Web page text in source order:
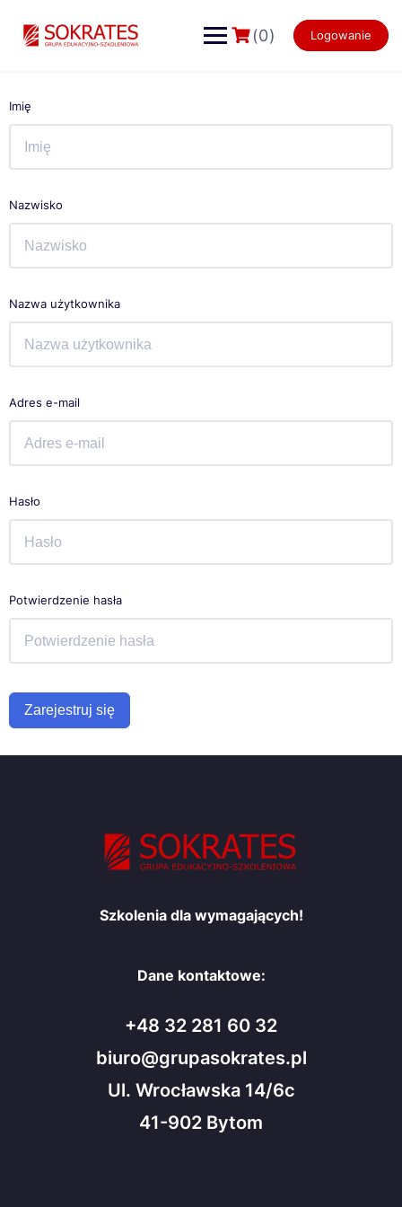
content
(0) Logowanie
Imię
Nazwisko
Nazwa użytkownika
Adres e-mail
Hasło
Potwierdzenie hasła
Zarejestruj się
Szkolenia dla wymagających!
Dane kontaktowe:
+48 32 281 60 32
biuro@grupasokrates.pl
Ul. Wrocławska 14/6c
41-902 Bytom